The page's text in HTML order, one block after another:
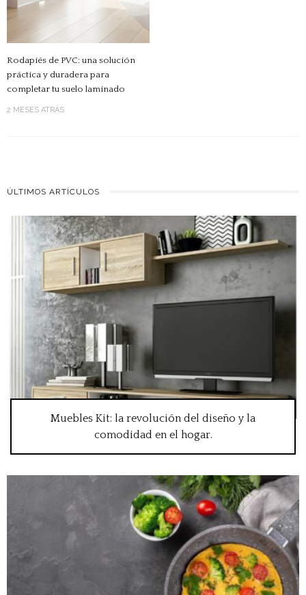
Rodapiés de PVC: una solución
práctica y duradera para
completar tu suelo laminado
2 MESES ATRÁS
ÚLTIMOS ARTÍCULOS
Muebles Kit: la revolución del diseño y la
comodidad en el hogar.